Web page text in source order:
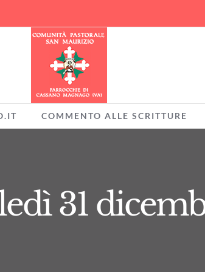
COMMENTO ALLE SCRITTURE
31